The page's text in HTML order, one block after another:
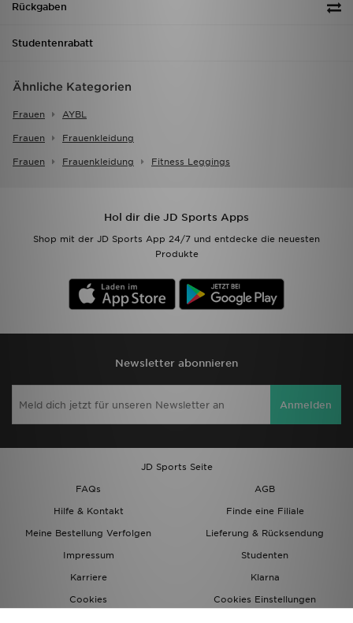
Rückgaben
Studentenrabatt
Ähnliche Kategorien
Frauen AYBL
Frauen Frauenkleidung
Frauen Frauenkleidung Fitness Leggings
Hol dir die JD Sports Apps
Shop mit der JD Sports App 24/7 und entdecke die neuesten
Produkte
Newsletter abonnieren
Anmelden
JD Sports Seite
FAQs
AGB
Hilfe & Kontakt
Finde eine Filiale
Meine Bestellung Verfolgen
Lieferung & Rücksendung
Impressum
Studenten
Karriere
Klarna
Cookies
Cookies Einstellungen